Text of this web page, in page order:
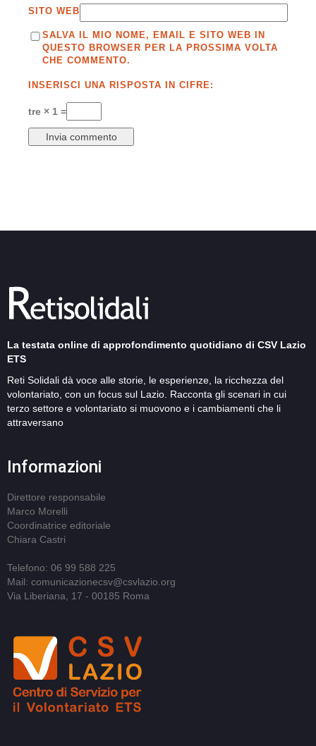
SITO WEB
SALVA IL MIO NOME, EMAIL E SITO WEB IN
QUESTO BROWSER PER LA PROSSIMA VOLTA
CHE COMMENTO.
INSERISCI UNA RISPOSTA IN CIFRE:
tre × 1 =
La testata online di approfondimento quotidiano di CSV Lazio
ETS
Reti Solidali dà voce alle storie, le esperienze, la ricchezza del
volontariato, con un focus sul Lazio. Racconta gli scenari in cui
terzo settore e volontariato si muovono e i cambiamenti che li
attraversano
Informazioni
Direttore responsabile
Marco Morelli
Coordinatrice editoriale
Chiara Castri
Telefono: 06 99 588 225
Mail: comunicazionecsv@csvlazio.org
Via Liberiana, 17 - 00185 Roma